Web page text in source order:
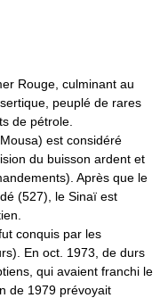
Rouge, culminant au
peuplé de rares
de pétrole.
est considéré
du buisson ardent et
Après que le
(527), le Sinaï est
conquis par les
En oct. 1973, de durs
qui avaient franchi le
de 1979 prévoyait